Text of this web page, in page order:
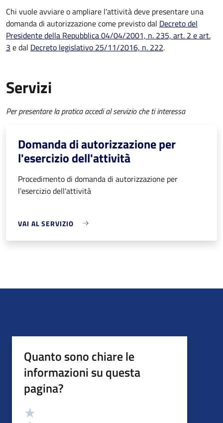
Chi vuole avviare o ampliare l'attività deve presentare una
domanda di autorizzazione come previsto dal Decreto del
Presidente della Repubblica 04/04/2001, n. 235, art. 2 e art.
3 e dal Decreto legislativo 25/11/2016, n. 222.
Servizi
Per presentare la pratica accedi al servizio che ti interessa
Domanda di autorizzazione per
l'esercizio dell'attività
Procedimento di domanda di autorizzazione per
l'esercizio dell'attività
VAI AL SERVIZIO
Quanto sono chiare le
informazioni su questa
pagina?
Valutazione